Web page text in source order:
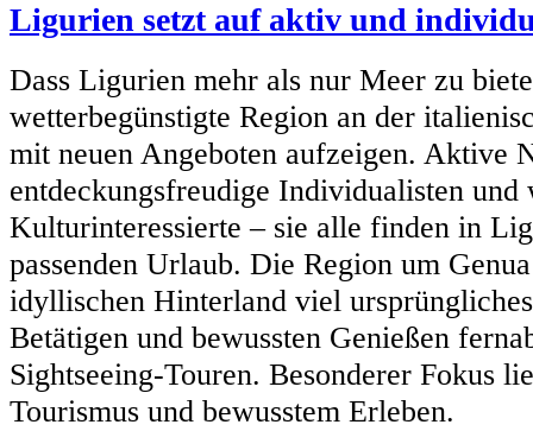
Ligurien setzt auf aktiv und
Dass Ligurien mehr als nur Meer zu
wetterbegünstigte Region an der
mit neuen Angeboten aufzeigen. Aktive
entdeckungsfreudige Individualisten und
Kulturinteressierte – sie alle finden in
passenden Urlaub. Die Region um
idyllischen Hinterland viel
Betätigen und bewussten Genießen
Sightseeing-Touren. Besonderer Fokus
Tourismus und bewusstem Erleben.